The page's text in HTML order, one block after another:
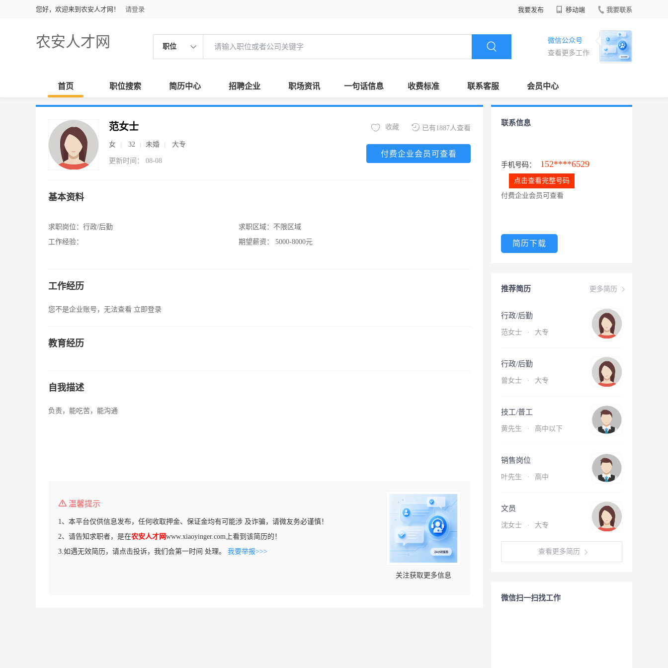
您好，欢迎来到农安人才网！ 请登录 我要发布 移动端 我要联系
农安人才网 职位
微信公众号
查看更多工作
首页 职位搜索 简历中心 招聘企业 职场资讯 一句话信息 收费标准 联系客服 会员中心
范女士
女 32 未婚 大专
更新时间： 08-08
已有1887人查看
收藏
付费企业会员可查看
基本资料
求职岗位： 行政/后勤
工作经验：
求职区域： 不限区域
期望薪资：
5000-8000元
工作经历
您不是企业账号，无法查看 立即登录
教育经历
自我描述
负责，能吃苦，能沟通
温馨提示
1、本平台仅供信息发布，任何收取押金、保证金均有可能涉 及诈骗，请微友务必谨慎！
2、请告知求职者，是在农安人才网www.xiaoyinger.com上看到该简历的！
3.如遇无效简历，请点击投诉，我们会第一时间 处理。 我要举报>>>
关注获取更多信息
联系信息
手机号码： 152****6529
点击查看完整号码
付费企业会员可查看
简历下载
更多简历
推荐简历
行政/后勤
范女士 · 大专
行政/后勤
曾女士 · 大专
技工/普工
黄先生 · 高中以下
销售岗位
叶先生 · 高中
文员
沈女士 · 大专
查看更多简历
微信扫一扫找工作